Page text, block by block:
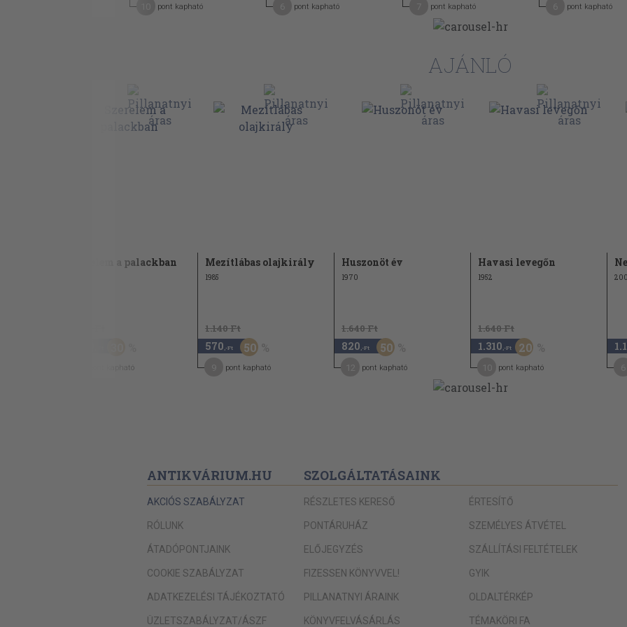
pont kapható pont kapható pont kapható pont kapható
AJÁNLÓ
Szerelem a palackban
pont kapható
Mezítlábas olajkirály
1985
1.140 Ft
570 ,-Ft 50
pont kapható
Huszonöt év
1970
1.640 Ft
820 ,-Ft 50
pont kapható
Havasi levegőn
1952
1.640 Ft
1.310 ,-Ft 20
pont kapható
ANTIKVÁRIUM.HU
AKCIÓS SZABÁLYZAT
RÓLUNK
ÁTADÓPONTJAINK
COOKIE SZABÁLYZAT
ADATKEZELÉSI TÁJÉKOZTATÓ
ÜZLETSZABÁLYZAT/ÁSZF
SZOLGÁLTATÁSAINK
RÉSZLETES KERESŐ
PONTÁRUHÁZ
ELŐJEGYZÉS
FIZESSEN KÖNYVVEL!
PILLANATNYI ÁRAINK
KÖNYVFELVÁSÁRLÁS
ÉRTESÍTŐ
SZEMÉLYES ÁTVÉTEL
SZÁLLÍTÁSI FELTÉTELEK
GYIK
OLDALTÉRKÉP
TÉMAKÖRI FA